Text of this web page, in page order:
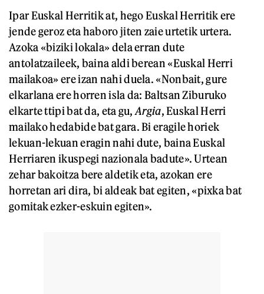
Ipar Euskal Herritik at, hego Euskal Herritik ere
jende geroz eta haboro jiten zaie urtetik urtera.
Azoka «biziki lokala» dela erran dute
antolatzaileek, baina aldi berean «Euskal Herri
mailakoa» ere izan nahi duela. «Nonbait, gure
elkarlana ere horren isla da: Baltsan Ziburuko
elkarte ttipi bat da, eta gu,Argia, Euskal Herri
mailako hedabide bat gara. Bi eragile horiek
lekuan-lekuan eragin nahi dute, baina Euskal
Herriaren ikuspegi nazionala badute». Urtean
zehar bakoitza bere aldetik eta, azokan ere
horretan ari dira, bi aldeak bat egiten, «pixka bat
gomitak ezker-eskuin egiten».